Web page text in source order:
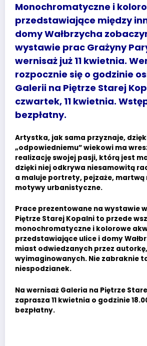
Monochromatyczne i
przedstawiające między
domy Wałbrzycha
wystawie prac Grażyny
wernisaż już 11 kwietnia.
rozpocznie się o godzinie
Galerii na Piętrze Starej
czwartek, 11 kwietnia.
bezpłatny.
Artystka, jak sama przyznaje,
„odpowiedniemu” wiekowi ma
realizację swojej pasji, którą jest
dzięki niej odkrywa niesamowitą
a maluje portrety, pejzaże, martwą
motywy urbanistyczne.
Prace prezentowane na wystawie
Piętrze Starej Kopalni to przede
monochromatyczne i kolorowe
przedstawiające ulice i domy
miast odwiedzanych przez
wyimaginowanych. Nie zabraknie
niespodzianek.
Na wernisaż Galeria na Piętrze
zaprasza 11 kwietnia o godzinie
bezpłatny.